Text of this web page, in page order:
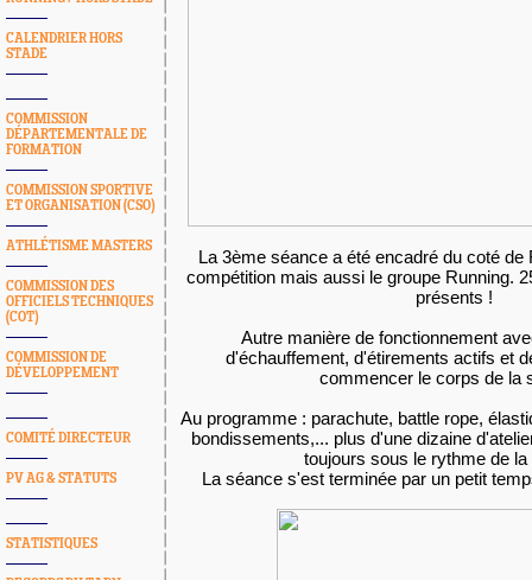
CALENDRIER HORS
STADE
COMMISSION
DÉPARTEMENTALE DE
FORMATION
COMMISSION SPORTIVE
ET ORGANISATION (CSO)
ATHLÉTISME MASTERS
COMMISSION DES
OFFICIELS TECHNIQUES
(COT)
COMMISSION DE
DÉVELOPPEMENT
COMITÉ DIRECTEUR
PV AG & STATUTS
STATISTIQUES
La 3ème séance a été encadré du coté de
compétition mais aussi le groupe Running.
présents !
Autre manière de fonctionnement
d'échauffement, d'étirements actifs et
commencer le corps de la
Au programme : parachute, battle rope,
bondissements,... plus d'une dizaine
toujours sous le rythme de
La séance s'est terminée par un petit